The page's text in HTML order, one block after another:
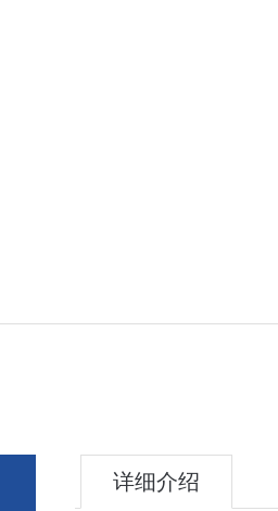
详细介绍